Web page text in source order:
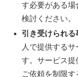
す必要がある
検討ください。
引き受けられ
人で提供する
す。サービス
ご依頼を制限す